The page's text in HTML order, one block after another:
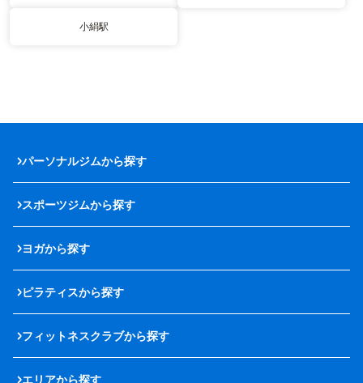
小絹駅
パーソナルジムから探す
スポーツジムから探す
ヨガから探す
ピラティスから探す
フィットネスクラブから探す
エリアから探す